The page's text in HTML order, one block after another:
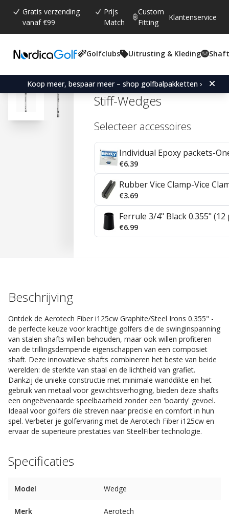
Gratis verzending
vanaf €99
Prijs
Match
Custom
Fitting
Klantenservice
Golfclubs Uitrusting & Kleding
Koop meer, bespaar meer – shop golfbalpakketten ›
Gemiddelde beoordeling:
4.7 (aantal stemmen:
92)
Aerotech SteelFiber
Stiff-Wedges
Selecteer accessoires
Individual Epoxy packets-
€6.39
Rubber Vice Clamp-Vice
€3.69
Ferrule 3/4" Black 0.355" (12
€6.99
Beschrijving
Ontdek de Aerotech Fiber i125cw Graphite/Steel Irons 0.355" -
de perfecte keuze voor krachtige golfers die de swinginspanning
van stalen shafts willen behouden, maar ook willen profiteren
van de trillingsdempende eigenschappen van een composiet
shaft. Deze innovatieve shafts combineren het beste van beide
werelden: de sterkte van staal en de lichtheid van grafiet.
Dankzij de unieke constructie met minimale wanddikte en het
gebruik van metaal voor gewichtsverhoging, bieden deze shafts
een ongeëvenaarde speelbaarheid zonder een 'boardy' gevoel.
Ideaal voor golfers die streven naar precisie en comfort in hun
spel. Verbeter je golfervaring met de Aerotech Fiber i125cw en
ervaar de superieure prestaties van SteelFiber technologie.
Specificaties
Model Wedge
Merk Aerotech